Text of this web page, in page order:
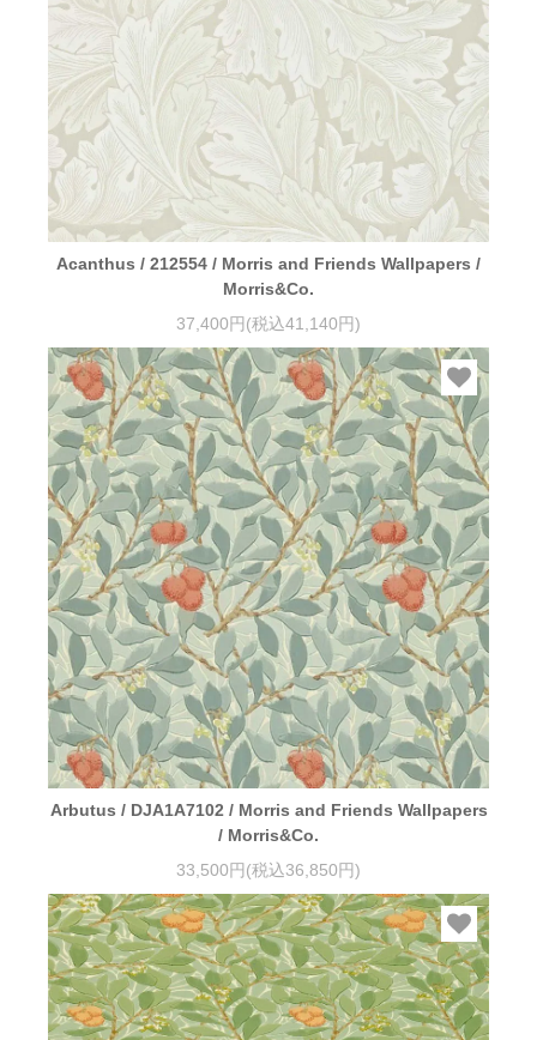
Acanthus / 212554 / Morris and Friends Wallpapers /
Morris&Co.
37,400円(税込41,140円)
Arbutus / DJA1A7102 / Morris and Friends Wallpapers
/ Morris&Co.
33,500円(税込36,850円)